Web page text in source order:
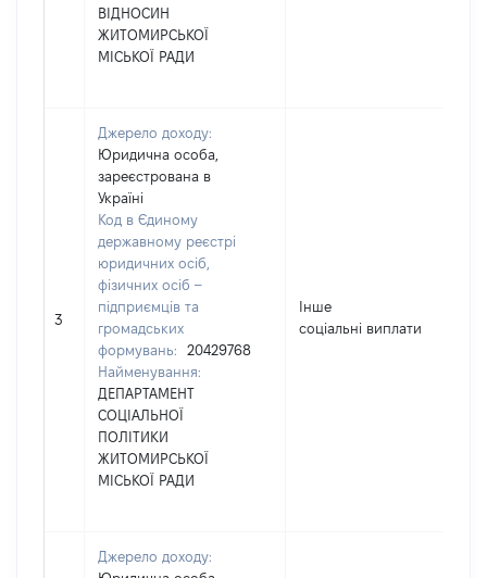
ВІДНОСИН
ЖИТОМИРСЬКОЇ
МІСЬКОЇ РАДИ
3
Джерело доходу:
Юридична особа,
зареєстрована в
Україні
Код в Єдиному
державному реєстрі
юридичних осіб,
фізичних осіб –
підприємців та
громадських
формувань:
20429768
Найменування:
ДЕПАРТАМЕНТ
СОЦІАЛЬНОЇ
ПОЛІТИКИ
ЖИТОМИРСЬКОЇ
МІСЬКОЇ РАДИ
Інше
соціальні виплати
Джерело доходу: